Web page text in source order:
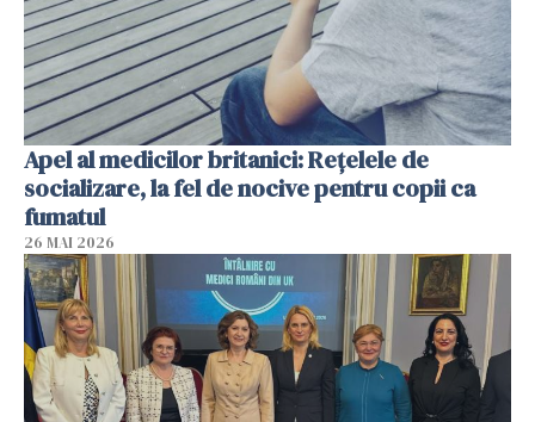
Apel al medicilor britanici: Reţelele de
socializare, la fel de nocive pentru copii ca
fumatul
26 MAI 2026